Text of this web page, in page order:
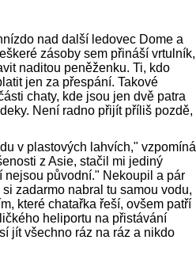
nad další ledovec Dome a
zásoby sem přináší vrtulník,
naditou peněženku. Ti, kdo
jen za přespání. Takové
chaty, kde jsou jen dvě patra
Není radno přijít příliš pozdě,
v plastových lahvích," vzpomíná
z Asie, stačil mi jediný
nejsou původní." Nekoupil a pár
zadarmo nabral tu samou vodu,
které chatařka řeší, ovšem patří
heliportu na přistávání
jít všechno ráz na ráz a nikdo